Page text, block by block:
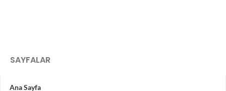
SAYFALAR
Ana Sayfa